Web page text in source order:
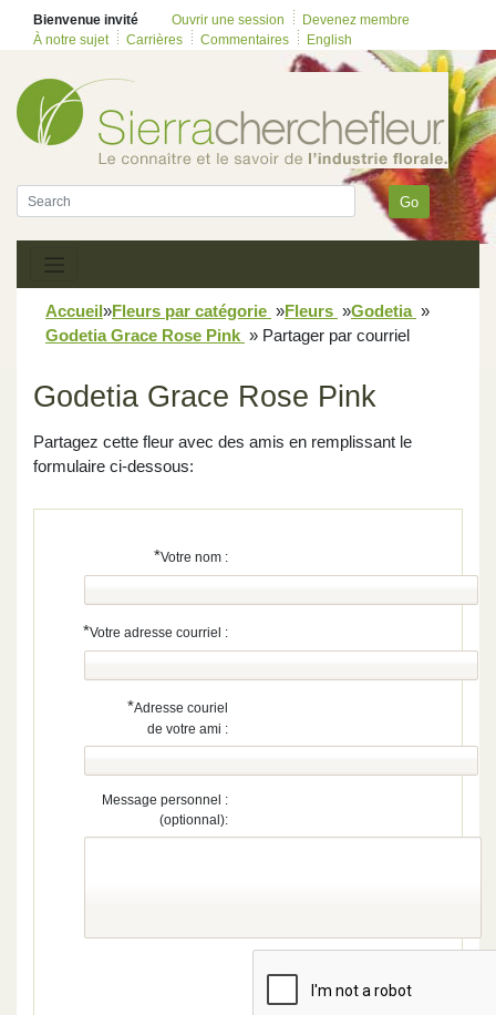
Bienvenue invité Ouvrir une session
Devenez membre
À notre sujet
Carrières Commentaires English
Go
Accueil»Fleurs par catégorie »Fleurs »Godetia »
Godetia Grace Rose Pink » Partager par courriel
Godetia Grace Rose Pink
Partagez cette fleur avec des amis en remplissant le
formulaire ci-dessous:
*Votre nom :
*Votre adresse courriel :
*Adresse couriel
de votre ami :
Message personnel :
(optionnal):